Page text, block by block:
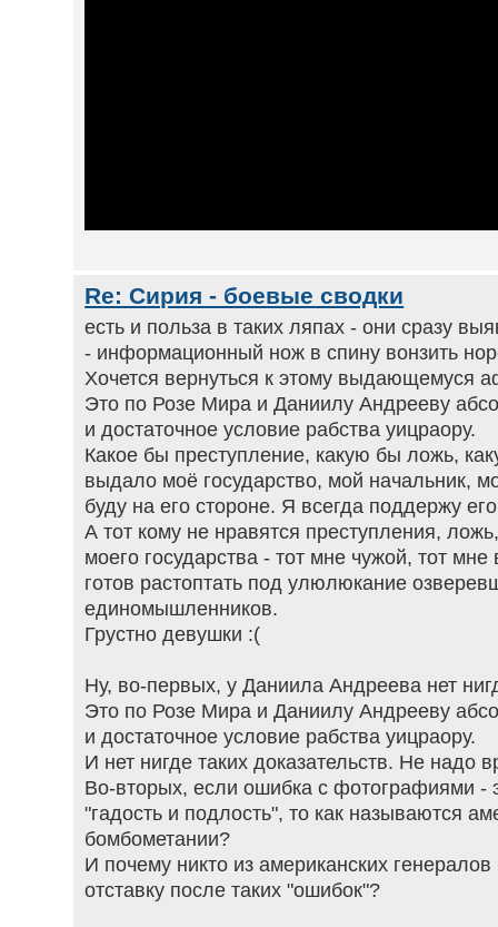
Re: Сирия - боевые сводки
есть и польза в таких ляпах - они сразу
- информационный нож в спину вонзить
Хочется вернуться к этому выдающемуся
Это по Розе Мира и Даниилу Андрееву
и достаточное условие рабства уицраору.
Какое бы преступление, какую бы ложь,
выдало моё государство, мой начальник,
буду на его стороне. Я всегда поддержу
А тот кому не нравятся преступления,
моего государства - тот мне чужой, тот мне
готов растоптать под улюлюкание
единомышленников.
Грустно девушки :(
Ну, во-первых, у Даниила Андреева нет
Это по Розе Мира и Даниилу Андрееву
и достаточное условие рабства уицраору.
И нет нигде таких доказательств. Не надо
Во-вторых, если ошибка с фотографиями -
"гадость и подлость", то как называются
бомбометании?
И почему никто из американских
отставку после таких "ошибок"?